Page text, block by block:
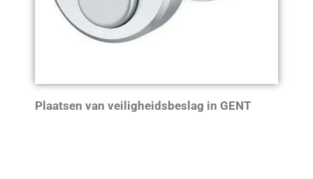
Plaatsen van veiligheidsbeslag in GENT